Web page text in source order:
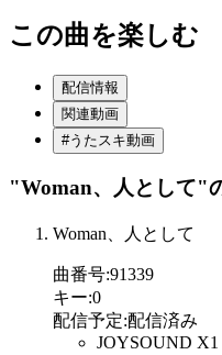
この曲を楽しむ
配信情報
関連動画
#うたスキ動画
"Woman、人として"
Woman、人として
曲番号:91339
キー:0
配信予定:配信済み
JOYSOUND X1